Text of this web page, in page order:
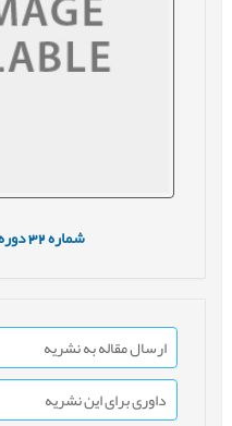
شماره32 دوره11
ارسال مقاله به نشریه
داوری برای این نشریه